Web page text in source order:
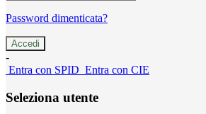
Password dimenticata?
-
Entra con SPID Entra con CIE
Seleziona utente